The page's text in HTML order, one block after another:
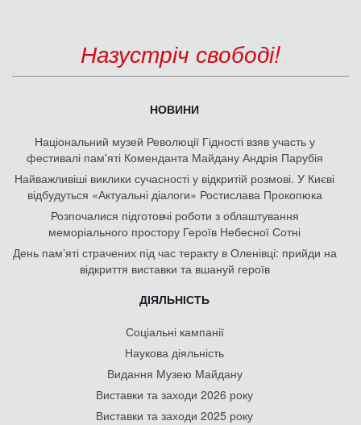
Назустріч свободі!
НОВИНИ
Національний музей Революції Гідності взяв участь у
фестивалі пам'яті Коменданта Майдану Андрія Парубія
Найважливіші виклики сучасності у відкритій розмові. У Києві
відбудуться «Актуальні діалоги» Ростислава Прокопюка
Розпочалися підготовчі роботи з облаштування
меморіального простору Героїв Небесної Сотні
День памʼяті страчених під час теракту в Оленівці: прийди на
відкриття виставки та вшануй героїв
ДІЯЛЬНІСТЬ
Соціальні кампанії
Наукова діяльність
Видання Музею Майдану
Виставки та заходи 2026 року
Виставки та заходи 2025 року